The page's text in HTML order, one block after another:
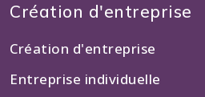
Création d'entreprise
Création d'entreprise
Entreprise individuelle